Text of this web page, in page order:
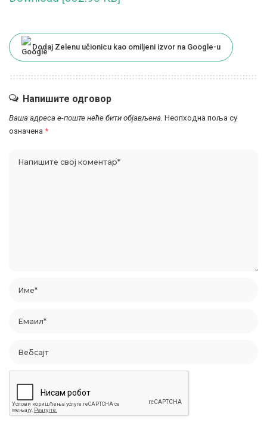
Dodaj Zelenu učionicu kao omiljeni izvor na Google-u
Напишите одговор
Ваша адреса е-поште неће бити објављена. Неопходна поља су
означена *